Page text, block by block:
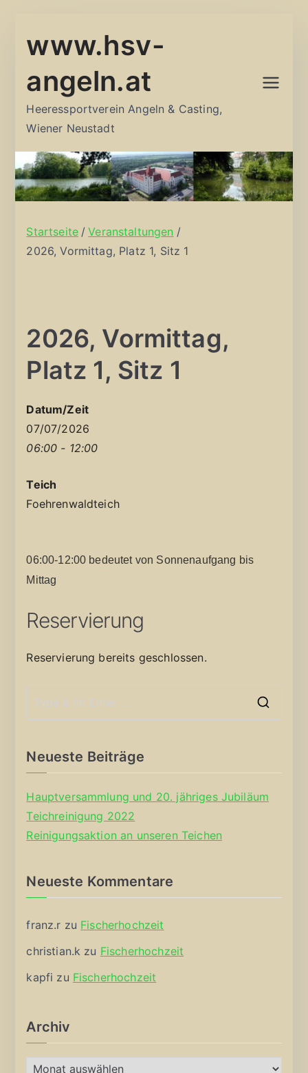
Inhalt
www.hsv-
angeln.at
Heeressportverein Angeln & Casting,
Wiener Neustadt
Startseite
Veranstaltungen
2026, Vormittag, Platz 1, Sitz 1
2026, Vormittag,
Platz 1, Sitz 1
Datum/Zeit
07/07/2026
06:00 - 12:00
Teich
Foehrenwaldteich
06:00-12:00 bedeutet von Sonnenaufgang bis
Mittag
Reservierung
Reservierung bereits geschlossen.
Neueste Beiträge
Hauptversammlung und 20. jähriges Jubiläum
Teichreinigung 2022
Reinigungsaktion an unseren Teichen
Neueste Kommentare
franz.r zu Fischerhochzeit
christian.k zu Fischerhochzeit
kapfi zu Fischerhochzeit
Archiv